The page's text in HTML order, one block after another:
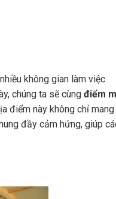
không gian làm việc
chúng ta sẽ cùng điểm
điểm này không chỉ mang
đầy cảm hứng, giúp